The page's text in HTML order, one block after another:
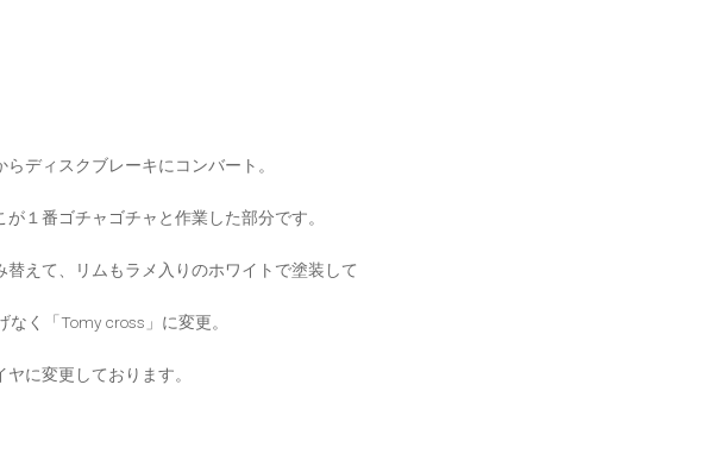
ディスクブレーキにコンバート。
１番ゴチャゴチャと作業した部分です。
えて、リムもラメ入りのホワイトで塗装して
なく「Tomy cross」に変更。
に変更しております。